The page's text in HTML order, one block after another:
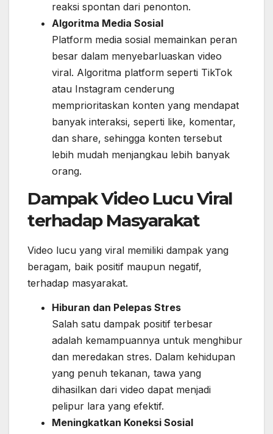
reaksi spontan dari penonton.
Algoritma Media Sosial
Platform media sosial memainkan peran
besar dalam menyebarluaskan video
viral. Algoritma platform seperti TikTok
atau Instagram cenderung
memprioritaskan konten yang mendapat
banyak interaksi, seperti like, komentar,
dan share, sehingga konten tersebut
lebih mudah menjangkau lebih banyak
orang.
Dampak Video Lucu Viral
terhadap Masyarakat
Video lucu yang viral memiliki dampak yang
beragam, baik positif maupun negatif,
terhadap masyarakat.
Hiburan dan Pelepas Stres
Salah satu dampak positif terbesar
adalah kemampuannya untuk menghibur
dan meredakan stres. Dalam kehidupan
yang penuh tekanan, tawa yang
dihasilkan dari video dapat menjadi
pelipur lara yang efektif.
Meningkatkan Koneksi Sosial